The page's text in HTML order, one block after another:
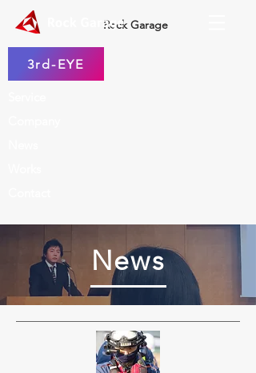
Rock Garage
3rd-EYE
News